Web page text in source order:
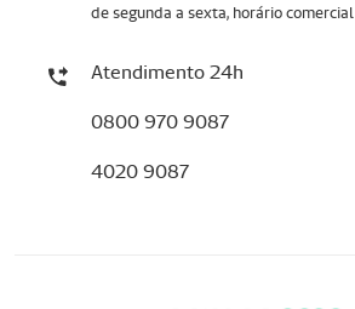
de segunda a sexta, horário comercial
Atendimento 24h
0800 970 9087
4020 9087